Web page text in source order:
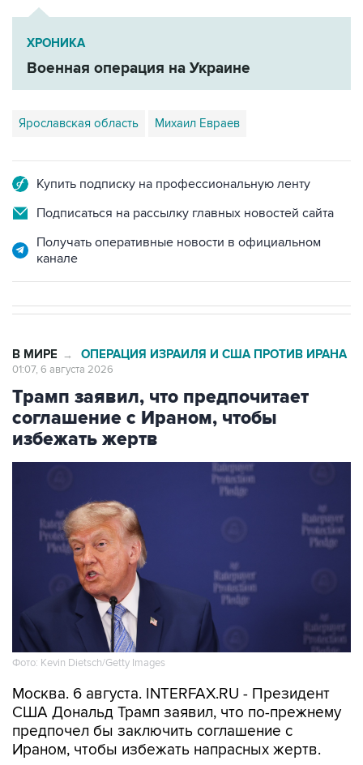
ХРОНИКА
Военная операция на Украине
Ярославская область Михаил Евраев
Купить подписку на профессиональную ленту
Подписаться на рассылку главных новостей сайта
Получать оперативные новости в официальном
канале
В МИРЕ → ОПЕРАЦИЯ ИЗРАИЛЯ И США ПРОТИВ ИРАНА
01:07, 6 августа 2026
Трамп заявил, что предпочитает
соглашение с Ираном, чтобы
избежать жертв
Фото: Kevin Dietsch/Getty Images
Москва. 6 августа. INTERFAX.RU - Президент
США Дональд Трамп заявил, что по-прежнему
предпочел бы заключить соглашение с
Ираном, чтобы избежать напрасных жертв.